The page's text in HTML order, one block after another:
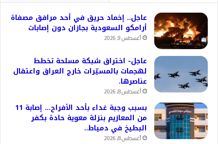
عاجل.. إخماد حريق في أحد مرافق مصفاة
أرامكو السعودية بجازان دون إصابات
أغسطس 9, 2026
عاجل- اختراق شبكة مسلحة تخطط
لهجمات بالمسيّرات خارج العراق واعتقال
عناصرها.
أغسطس 8, 2026
بسبب وجبة غداء بأحد الأفراح… إصابة 11
من المعازيم بنزلة معوية حادة بكفر
البطيخ في دمياط..
أغسطس 8, 2026